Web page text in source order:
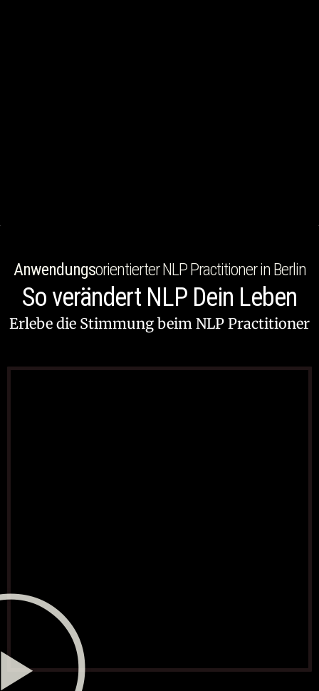
Anwendungsorientierter NLP Practitioner in Berlin
So verändert NLP Dein Leben
Erlebe die Stimmung beim NLP Practitioner